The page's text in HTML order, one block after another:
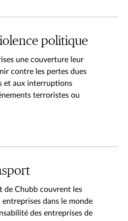
politique
une couverture leur
contre les pertes dues
et aux interruptions
terroristes ou
de Chubb couvrent les
dans le monde
des entreprises de